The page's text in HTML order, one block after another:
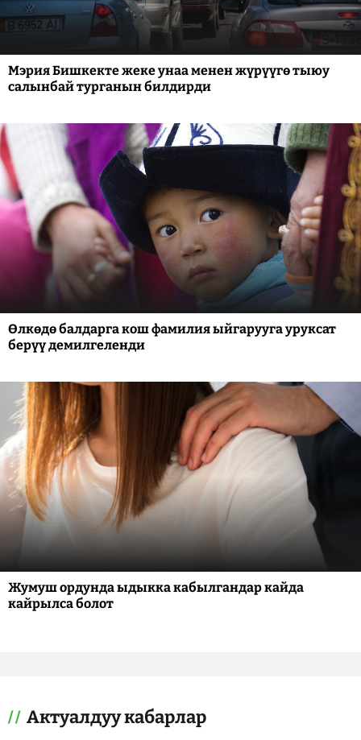
Мэрия Бишкекте жеке унаа менен жүрүүгө тыюу
салынбай турганын билдирди
Өлкөдө балдарга кош фамилия ыйгарууга уруксат
берүү демилгеленди
Жумуш ордунда ыдыкка кабылгандар кайда
кайрылса болот
Актуалдуу кабарлар